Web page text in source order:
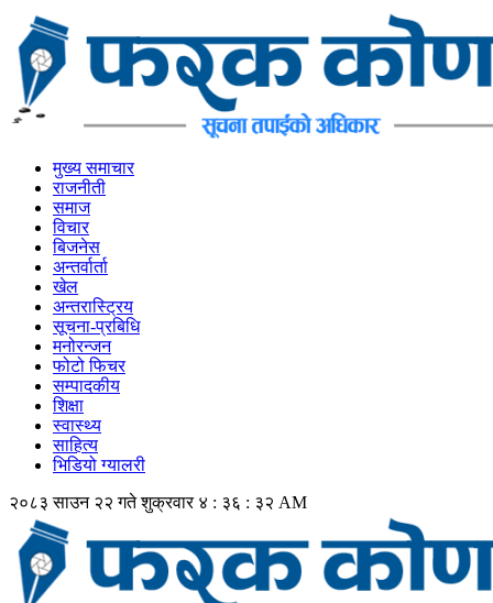
मुख्य समाचार
राजनीती
समाज
विचार
बिजनेस
अन्तर्वार्ता
खेल
अन्तरास्ट्रिय
सूचना-प्रबिधि
मनोरन्जन
फोटो फिचर
सम्पादकीय
शिक्षा
स्वास्थ्य
साहित्य
भिडियो ग्यालरी
२०८३ साउन २२ गते शुक्रवार ४ : ३६ : ३३ AM